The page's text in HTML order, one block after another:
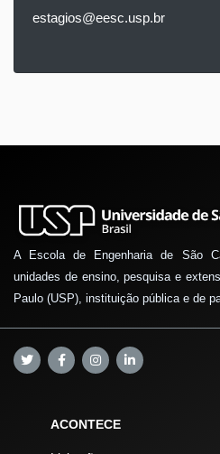
estagios@eesc.usp.br
A Escola de Engenharia de São
unidades de ensino, pesquisa e
Paulo (USP), instituição pública e de
ACONTECE